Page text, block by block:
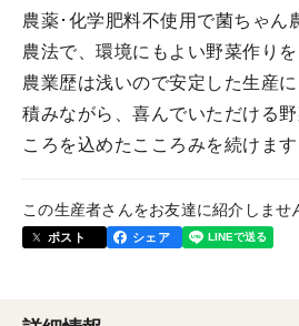
農薬･化学肥料不使用で菌ちゃん
農法で、環境にもよい野菜作りを
農業歴は浅いので安定した生産
積みながら、喜んでいただける
ころを込めたこころみを続けます
この生産者さんをお友達に紹介しませ
ポスト シェア